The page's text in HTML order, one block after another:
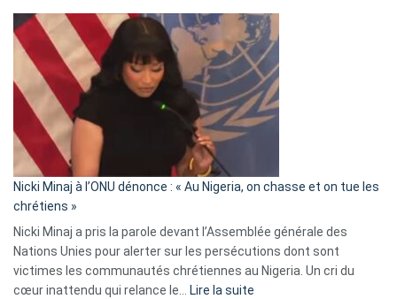
Tegnér
exulte
« Zemmour
a
tout
parle
ses
tripes »
Nicki Minaj à l’ONU dénonce : « Au Nigeria, on chasse et on tue les
chrétiens »
Nicki Minaj a pris la parole devant l’Assemblée générale des
Nations Unies pour alerter sur les persécutions dont sont
victimes les communautés chrétiennes au Nigeria. Un cri du
cœur inattendu qui relance le…
Lire la suite